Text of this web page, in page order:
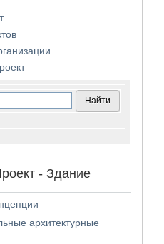
- Здание
архитектурные